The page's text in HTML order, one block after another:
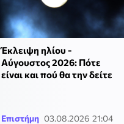
Έκλειψη ηλίου -
Αύγουστος 2026: Πότε
είναι και πού θα την δείτε
Επιστήμη 03.08.2026 21:04